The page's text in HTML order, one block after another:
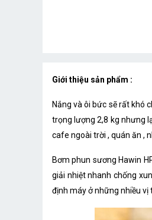
Giới thiệu sản phẩm :
Nắng và ôi bức sẽ rất khó
trọng lượng 2,8 kg nhưng
cafe ngoài trời , quán ăn ,
Bơm phun sương Hawin
giải nhiệt nhanh chống
định máy ở những nhiều vị